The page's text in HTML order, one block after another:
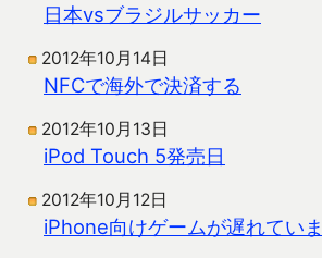
日本vsブラジルサッカー
2012年10月14日
NFCで海外で決済する
2012年10月13日
iPod Touch 5発売日
2012年10月12日
iPhone向けゲームが遅れてい